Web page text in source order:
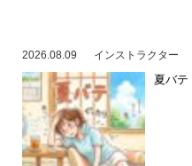
2026.08.09 インストラクター
夏バテ